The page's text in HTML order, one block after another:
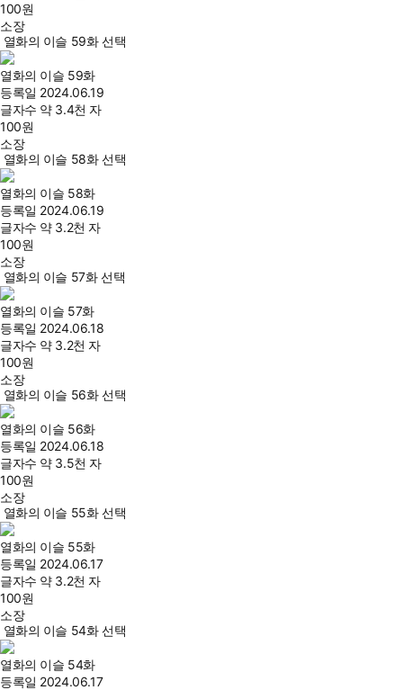
100원
소장
열화의 이슬 59화 선택
열화의 이슬 59화
등록일 2024.06.19
글자수 약 3.4천 자
100원
소장
열화의 이슬 58화 선택
열화의 이슬 58화
등록일 2024.06.19
글자수 약 3.2천 자
100원
소장
열화의 이슬 57화 선택
열화의 이슬 57화
등록일 2024.06.18
글자수 약 3.2천 자
100원
소장
열화의 이슬 56화 선택
열화의 이슬 56화
등록일 2024.06.18
글자수 약 3.5천 자
100원
소장
열화의 이슬 55화 선택
열화의 이슬 55화
등록일 2024.06.17
글자수 약 3.2천 자
100원
소장
열화의 이슬 54화 선택
열화의 이슬 54화
등록일 2024.06.17